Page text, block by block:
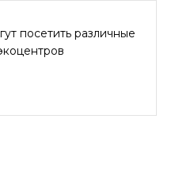
посетить различные